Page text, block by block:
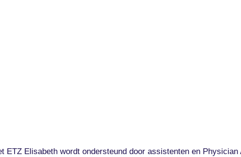
ETZ Elisabeth wordt ondersteund door assistenten en